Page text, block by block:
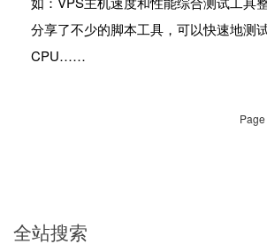
分享了不少的脚本工具，可以快速地测
CPU……
全站搜索